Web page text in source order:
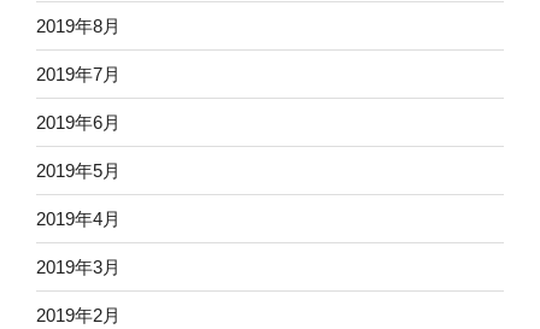
2019年8月
2019年7月
2019年6月
2019年5月
2019年4月
2019年3月
2019年2月